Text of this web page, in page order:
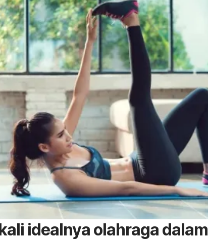
idealnya olahraga dalam